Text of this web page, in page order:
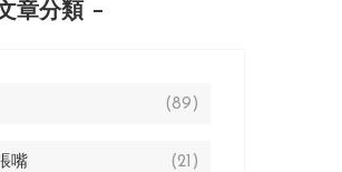
章分類
(89)
嘴 (21)